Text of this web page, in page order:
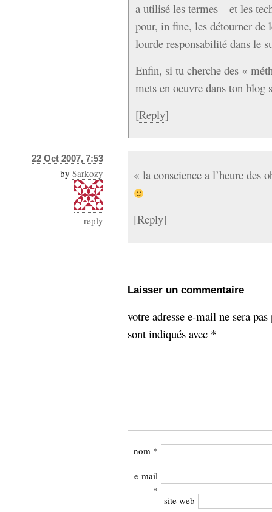
a utilisé les termes – et les
pour, in fine, les détourner de
lourde responsabilité dans le
Enfin, si tu cherche des «
mets en oeuvre dans ton blog
[Reply]
22 Oct 2007, 7:53
by Sarkozy
reply
« la conscience a l’heure des
[Reply]
Laisser un commentaire
votre adresse e-mail ne sera
sont indiqués avec *
nom *
e-mail
*
site web